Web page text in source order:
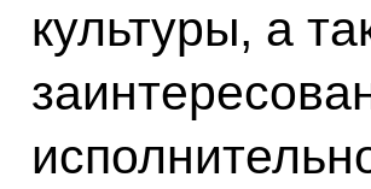
культуры, а